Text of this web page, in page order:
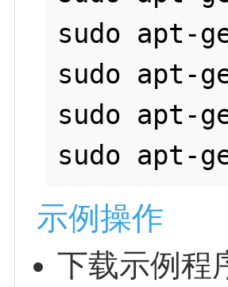
sudo apt-
sudo apt-
sudo apt-
示例操作
下载示例程